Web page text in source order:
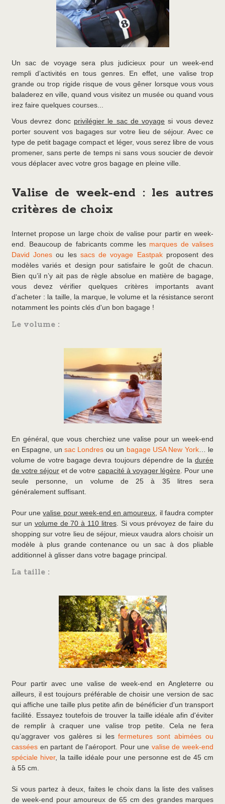
Un sac de voyage sera plus judicieux pour un week-end
rempli d’activités en tous genres. En effet, une valise trop
grande ou trop rigide risque de vous gêner lorsque vous vous
baladerez en ville, quand vous visitez un musée ou quand vous
irez faire quelques courses...
Vous devrez donc privilégier le sac de voyage si vous devez
porter souvent vos bagages sur votre lieu de séjour. Avec ce
type de petit bagage compact et léger, vous serez libre de vous
promener, sans perte de temps ni sans vous soucier de devoir
vous déplacer avec votre gros bagage en pleine ville.
Valise de week-end : les autres
critères de choix
Internet propose un large choix de valise pour partir en week-
end. Beaucoup de fabricants comme les marques de valises
David Jones ou les sacs de voyage Eastpakproposent des
modèles variés et design pour satisfaire le goût de chacun.
Bien qu’il n’y ait pas de règle absolue en matière de bagage,
vous devez vérifier quelques critères importants avant
d'acheter : la taille, la marque, le volume et la résistance seront
notamment les points clés d'un bon bagage !
Le volume :
En général, que vous cherchiez une valise pour un week-end
en Espagne, unsac Londres ou un bagage USA New York… le
volume de votre bagage devra toujours dépendre de la durée
de votre séjour et de votre capacité à voyager légère. Pour une
seule personne, un volume de 25 à 35 litres sera
généralement suffisant.
Pour unevalise pour week-end en amoureux, il faudra compter
sur un volume de 70 à 110 litres. Si vous prévoyez de faire du
shopping sur votre lieu de séjour, mieux vaudra alors choisir un
modèle à plus grande contenance ou un sac à dos pliable
additionnel à glisser dans votre bagage principal.
La taille :
Pour partir avec une valise de week-end en Angleterre ou
ailleurs, il est toujours préférable de choisir une version de sac
qui affiche une taille plus petite afin de bénéficier d'un transport
facilité. Essayez toutefois de trouver la taille idéale afin d'éviter
de remplir à craquer une valise trop petite. Cela ne fera
qu’aggraver vos galères si lesfermetures sont abimées ou
cassées en partant de l'aéroport. Pour une valise de week-end
spéciale hiver, la taille idéale pour une personne est de 45 cm
à 55 cm.
Si vous partez à deux, faites le choix dans la liste des valises
de week-end pour amoureux de 65 cm des grandes marques